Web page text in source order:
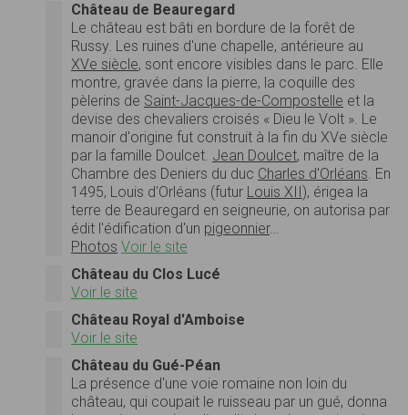
Château de Beauregard
Le château est bâti en bordure de la forêt de
Russy. Les ruines d'une chapelle, antérieure au
XVe siècle, sont encore visibles dans le parc. Elle
montre, gravée dans la pierre, la coquille des
pèlerins de Saint-Jacques-de-Compostelle et la
devise des chevaliers croisés « Dieu le Volt ». Le
manoir d'origine fut construit à la fin du XVe siècle
par la famille Doulcet. Jean Doulcet, maître de la
Chambre des Deniers du duc Charles d'Orléans. En
1495, Louis d'Orléans (futur Louis XII), érigea la
terre de Beauregard en seigneurie, on autorisa par
édit l'édification d'un pigeonnier…
Photos Voir le site
Château du Clos Lucé
Voir le site
Château Royal d'Amboise
Voir le site
Château du Gué-Péan
La présence d'une voie romaine non loin du
château, qui coupait le ruisseau par un gué, donna